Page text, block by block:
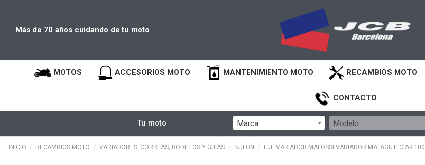
Más de 70 años cuidando de tu moto
MOTOS ACCESORIOS MOTO MANTENIMIENTO MOTO RECAMBIOS MOTO
CONTACTO
Tu moto Marca Modelo
INICIO RECAMBIOS MOTO VARIADORES, CORREAS, RODILLOS Y GUÍAS BULÓN EJE VARIADOR MALOSSI VARIADOR MALAGUTI CIAK 100